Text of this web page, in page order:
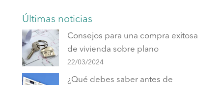
Últimas noticias
Consejos para una compra exitosa
de vivienda sobre plano
22/03/2024
¿Qué debes saber antes de